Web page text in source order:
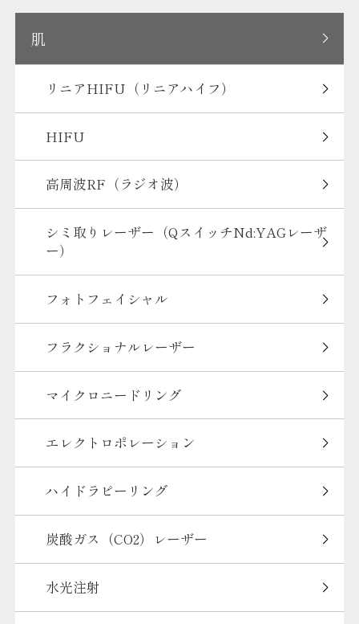
肌
リニアHIFU（リニアハイフ）
HIFU
高周波RF（ラジオ波）
シミ取りレーザー（QスイッチNd:YAGレーザ
ー）
フォトフェイシャル
フラクショナルレーザー
マイクロニードリング
エレクトロポレーション
ハイドラピーリング
炭酸ガス（CO2）レーザー
水光注射